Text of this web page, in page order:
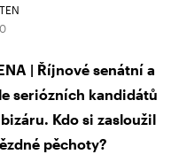
| Říjnové senátní a
seriózních kandidátů
Kdo si zasloužil
pěchoty?